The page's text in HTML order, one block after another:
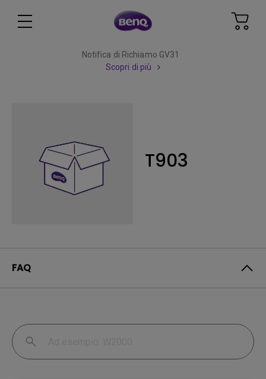
Notifica di Richiamo GV31
Scopri di più
T903
FAQ